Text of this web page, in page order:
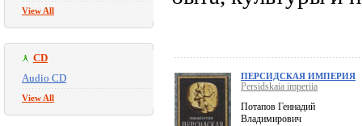
View All
CD
Audio CD
View All
ПЕРСИДСКАЯ ИМПЕРИЯ
Persidskaia imperiia
Потапов Геннадий
Владимирович